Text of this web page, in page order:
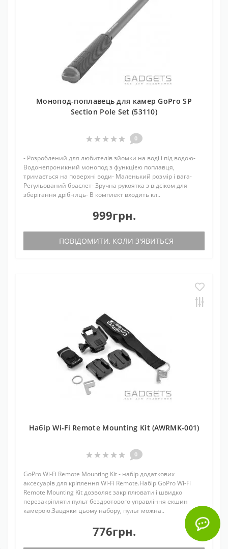
Монопод-поплавець для камер GoPro SP
Section Pole Set (53110)
0
- Розроблений для любителів зйомки на воді і під водою-
Водонепроникний монопод з функцією поплавця,
тримається на поверхні води- Маленький розмір і вага-
Регульований браслет- Зручна рукоятка з відсіком для
зберігання дрібниць- В комплект входить кл..
999грн.
ПОВІДОМИТИ, КОЛИ З'ЯВИТЬСЯ
Набір Wi-Fi Remote Mounting Kit (AWRMK-001)
0
GoPro Wi-Fi Remote Mounting Kit - набір додаткових
аксесуарів для кріплення Wi-Fi Remote.Набір GoPro Wi-Fi
Remote Mounting Kit дозволяє закріплювати і швидко
перезакріпляти пульт бездротового управління екшин
камерою.Завдяки цьому набору, пульт можна..
776грн.